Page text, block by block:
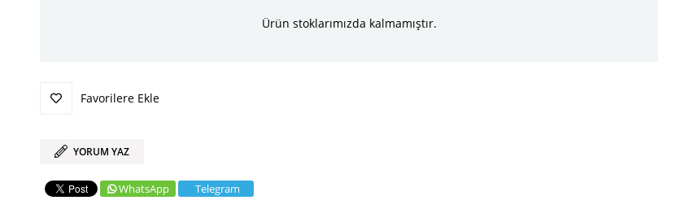
Ürün stoklarımızda kalmamıştır.
Favorilere Ekle
YORUM YAZ
WhatsApp Telegram